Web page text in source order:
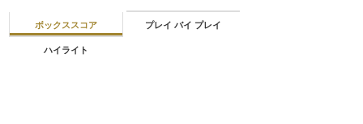
ボックススコア プレイ バイ プレイ
ハイライト